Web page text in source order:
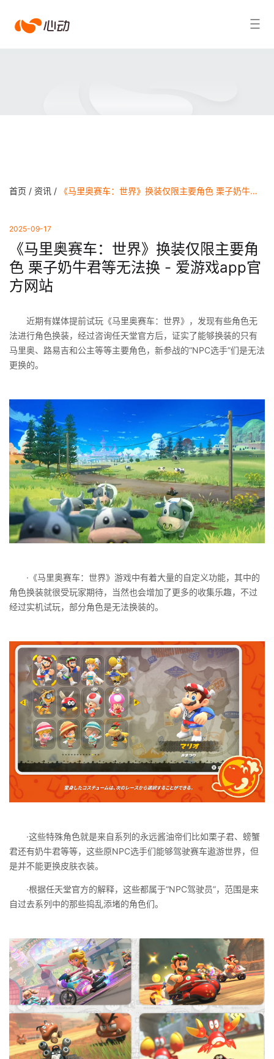
爱搜索结果
首页 / 资讯 / 《马里奥赛车：世界》换装仅限主要角色 栗子奶牛君等无法换 - 爱游戏app官方网站
2025-09-17
《马里奥赛车：世界》换装仅限主要角
色 栗子奶牛君等无法换 - 爱游戏app官
方网站
近期有媒体提前试玩《马里奥赛车：世界》，发现有些角色无
法进行角色换装，经过咨询任天堂官方后，证实了能够换装的只有
马里奥、路易吉和公主等等主要角色，新参战的“NPC选手”们是无法
更换的。
·《马里奥赛车：世界》游戏中有着大量的自定义功能，其中的
角色换装就很受玩家期待，当然也会增加了更多的收集乐趣，不过
经过实机试玩，部分角色是无法换装的。
·这些特殊角色就是来自系列的永远酱油帝们比如栗子君、螃蟹
君还有奶牛君等等，这些原NPC选手们能够驾驶赛车遨游世界，但
是并不能更换皮肤衣装。
·根据任天堂官方的解释，这些都属于“NPC驾驶员”，范围是来
自过去系列中的那些捣乱添堵的角色们。